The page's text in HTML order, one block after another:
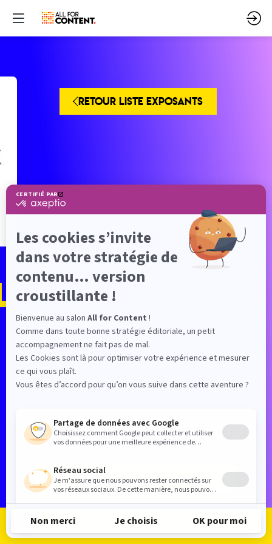
RETOUR LISTE EXPOSANTS
RETOUR LISTE EXPOSANTS
Je m'inscris Je me connecte Le programme Les exposants